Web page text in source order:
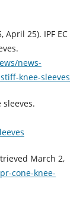
25). IPF EC
news-
knee-sleeves
sleeves.
March 2,
cone-knee-